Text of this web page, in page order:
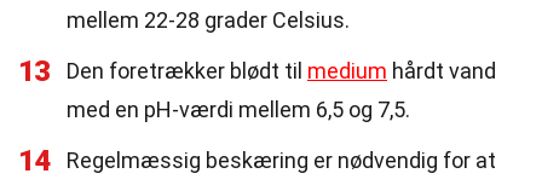
mellem 22-28 grader Celsius.
13 Den foretrækker blødt til medium hårdt vand
med en pH-værdi mellem 6,5 og 7,5.
14
Regelmæssig beskæring er nødvendig for at